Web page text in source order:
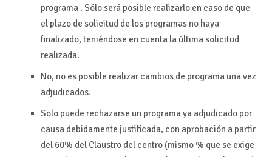
programa . Sólo será posible realizarlo en caso de que
el plazo de solicitud de los programas no haya
finalizado, teniéndose en cuenta la última solicitud
realizada.
No, no es posible realizar cambios de programa una vez
adjudicados.
Solo puede rechazarse un programa ya adjudicado por
causa debidamente justificada, con aprobación a partir
del 60% del Claustro del centro (mismo % que se exige